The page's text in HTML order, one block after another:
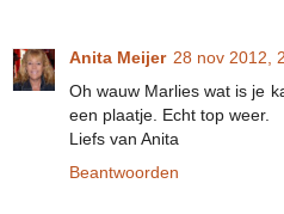
Anita Meijer 28 nov 2012,
Oh wauw Marlies wat is je
een plaatje. Echt top weer.
Liefs van Anita
Beantwoorden